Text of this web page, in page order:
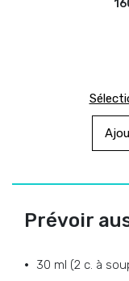
Prévoir
30 ml (2 c. à